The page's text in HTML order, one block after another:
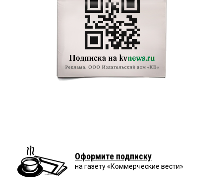
Оформите подписку
на газету «Коммерческие вести»